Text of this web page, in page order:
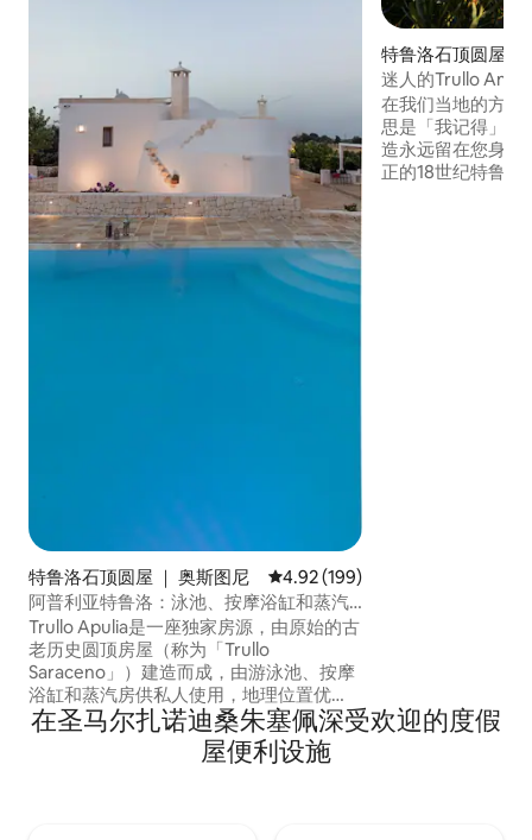
特鲁洛石顶圆屋 ｜ 奥斯图尼 平均评分 4.92 分（满分 5 分），
4.92 (199)
阿普利亚特鲁洛：泳池、按摩浴缸和蒸汽
房
Trullo Apulia是一座独家房源，由原始的古
老历史圆顶房屋（称为「Trullo
Saraceno」）建造而成，由游泳池、按摩
浴缸和蒸汽房供私人使用，地理位置优
越，距离奥斯图尼（ Ostuni ）仅2公里，
距离美丽的普利亚海滩仅10公里。 最多可
特鲁洛石顶圆屋 ｜
asano
迷人的Trullo
疗中心
在我们当地的方
思是「我记得」。
造永远留在您身边
正的18世纪特鲁
在圣马尔扎诺迪桑朱塞佩深受欢迎的度假
屋便利设施